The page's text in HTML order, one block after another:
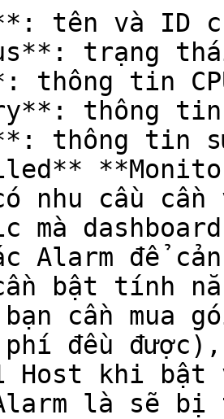
tên và ID
trạng
thông tin
thông
thông tin
nhu cầu
mà
Alarm để
bật tính
bạn cần mua
phí đều
khi bật
là sẽ bị